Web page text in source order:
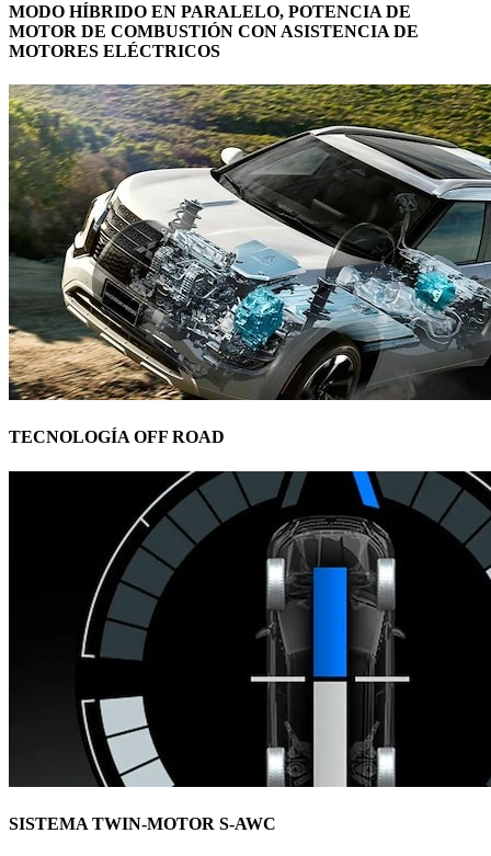
MODO HÍBRIDO EN PARALELO, POTENCIA DE
MOTOR DE COMBUSTIÓN CON ASISTENCIA DE
MOTORES ELÉCTRICOS
TECNOLOGÍA OFF ROAD
SISTEMA TWIN-MOTOR S-AWC